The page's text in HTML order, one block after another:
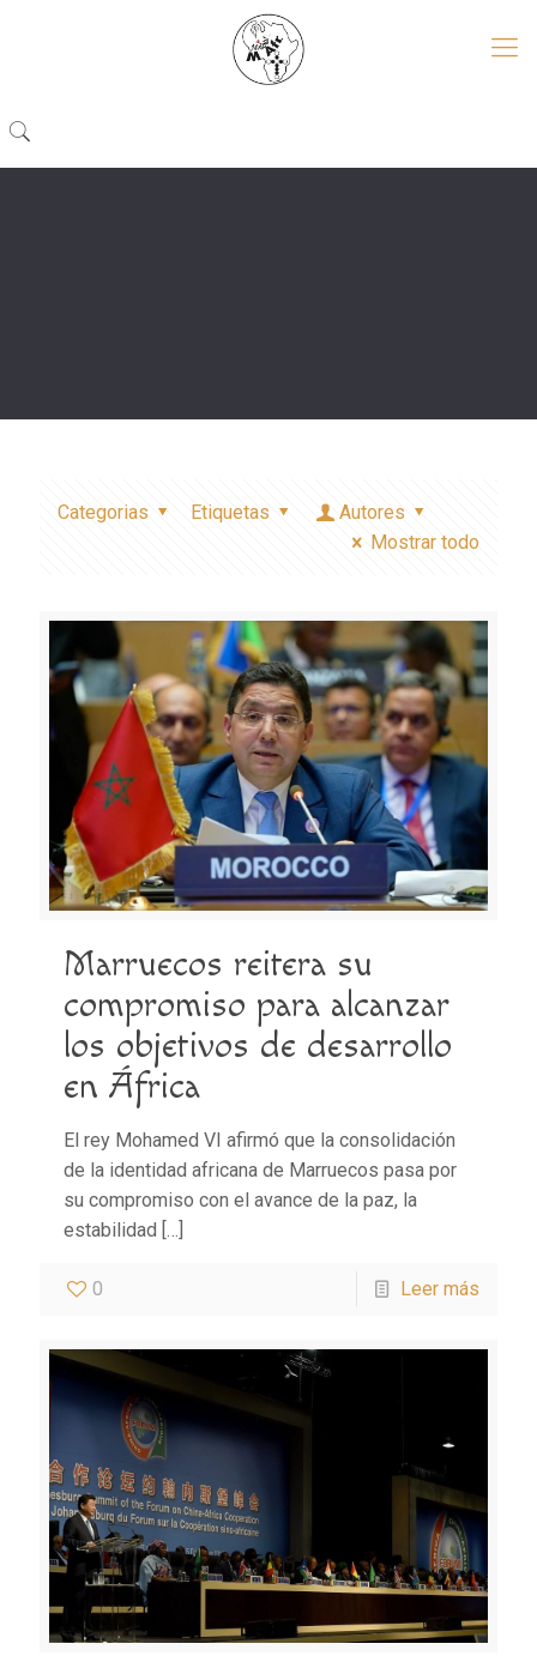
Categorias Etiquetas
Autores
Mostrar todo
Marruecos reitera su
compromiso para alcanzar
los objetivos de desarrollo
en África
El rey Mohamed VI afirmó que la consolidación
de la identidad africana de Marruecos pasa por
su compromiso con el avance de la paz, la
estabilidad […]
0 Leer más